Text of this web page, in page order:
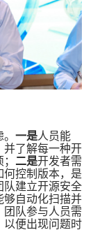
一是人员能
并了解每一种开
二是开发者需
控制版本，是
队建立开源安全
够自动化扫描并
队参与人员需
以便出现问题时